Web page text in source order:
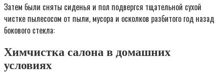
Затем были сняты сиденья и пол подвергся тщательной сухой
чистке пылесосом от пыли, мусора и осколков разбитого год назад
бокового стекла:
Химчистка салона в домашних
условиях